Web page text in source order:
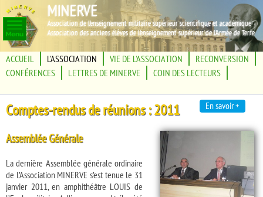
En savoir +
Association de l'enseignement militaire supérieur scientifique et académique
Association des anciens élèves de l'enseignement supérieur de l'Armée de Terre
MINERVE
ACCUEIL L'ASSOCIATION VIE DE L'ASSOCIATION
RECONVERSION
CONFÉRENCES
LETTRES DE MINERVE COIN DES LECTEURS
Comptes-rendus de réunions : 2011
Assemblée Générale
La dernière Assemblée générale ordinaire
de l’Association MINERVE s’est tenue le 31
janvier 2011, en amphithéâtre LOUIS de